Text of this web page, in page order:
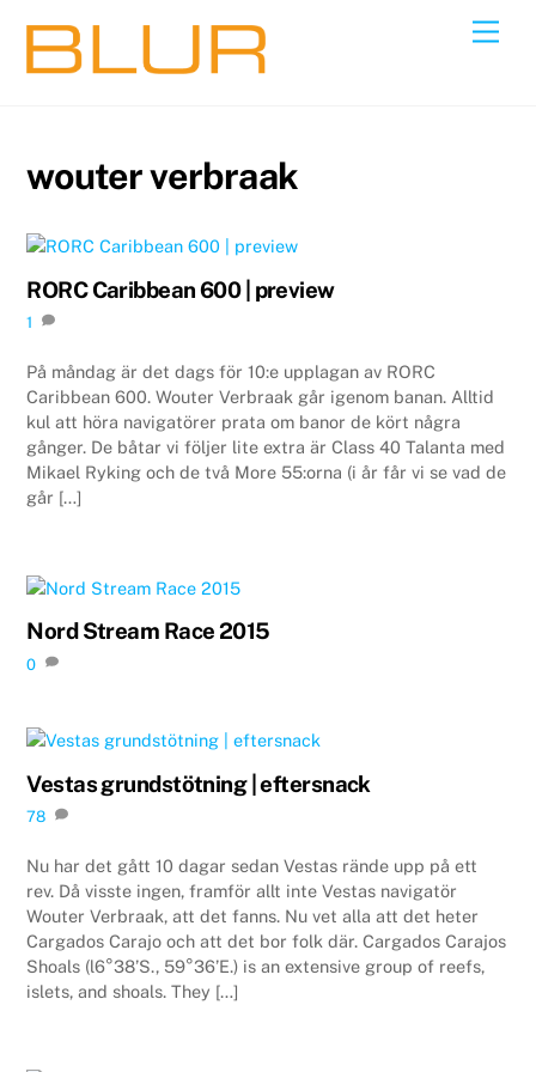
content
wouter verbraak
RORC Caribbean 600 | preview
1
På måndag är det dags för 10:e upplagan av RORC
Caribbean 600. Wouter Verbraak går igenom banan. Alltid
kul att höra navigatörer prata om banor de kört några
gånger. De båtar vi följer lite extra är Class 40 Talanta med
Mikael Ryking och de två More 55:orna (i år får vi se vad de
går […]
Nord Stream Race 2015
0
Vestas grundstötning | eftersnack
78
Nu har det gått 10 dagar sedan Vestas rände upp på ett
rev. Då visste ingen, framför allt inte Vestas navigatör
Wouter Verbraak, att det fanns. Nu vet alla att det heter
Cargados Carajo och att det bor folk där. Cargados Carajos
Shoals (l6°38’S., 59°36’E.) is an extensive group of reefs,
islets, and shoals. They […]